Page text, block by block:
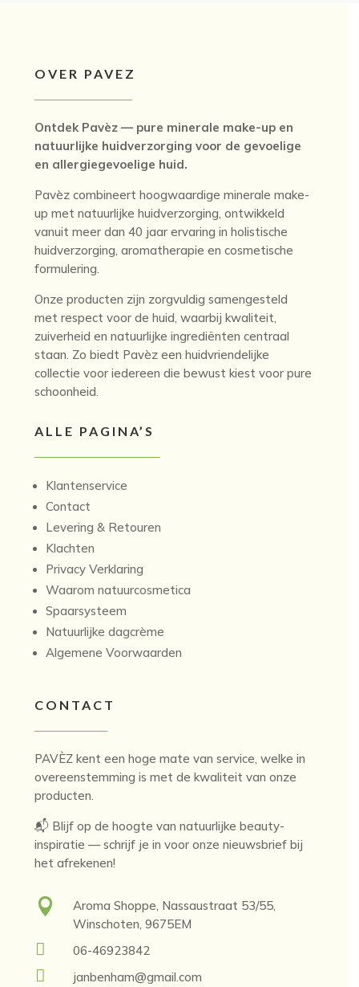
OVER PAVEZ
Ontdek Pavèz — pure minerale make-up en
natuurlijke huidverzorging voor de gevoelige
en allergiegevoelige huid.
Pavèz combineert hoogwaardige minerale make-
up met natuurlijke huidverzorging, ontwikkeld
vanuit meer dan 40 jaar ervaring in holistische
huidverzorging, aromatherapie en cosmetische
formulering.
Onze producten zijn zorgvuldig samengesteld
met respect voor de huid, waarbij kwaliteit,
zuiverheid en natuurlijke ingrediënten centraal
staan. Zo biedt Pavèz een huidvriendelijke
collectie voor iedereen die bewust kiest voor pure
schoonheid.
ALLE PAGINA’S
Klantenservice
Contact
Levering & Retouren
Klachten
Privacy Verklaring
Waarom natuurcosmetica
Spaarsysteem
Natuurlijke dagcrème
Algemene Voorwaarden
CONTACT
PAVÈZ kent een hoge mate van service, welke in
overeenstemming is met de kwaliteit van onze
producten.
📬 Blijf op de hoogte van natuurlijke beauty-
inspiratie — schrijf je in voor onze nieuwsbrief bij
het afrekenen!

Aroma Shoppe, Nassaustraat 53/55,
Winschoten, 9675EM
 06-46923842
 janbenham@gmail.com